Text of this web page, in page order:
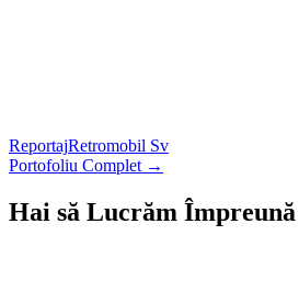
ReportajRetromobil Sv
Portofoliu Complet →
Hai să Lucrăm Împreună